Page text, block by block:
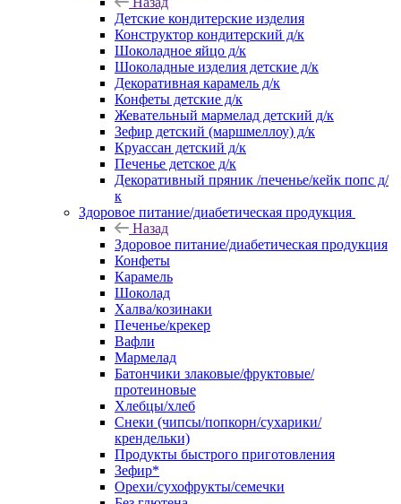
Детские кондитерские изделия
Конструктор кондитерский д/к
Шоколадное яйцо д/к
Шоколадные изделия детские д/к
Декоративная карамель д/к
Конфеты детские д/к
Жевательный мармелад детский д/к
Зефир детский (маршмеллоу) д/к
Круассан детский д/к
Печенье детское д/к
Декоративный пряник /печенье/кейк попс д/
к
Здоровое питание/диабетическая продукция
Назад
Здоровое питание/диабетическая продукция
Конфеты
Карамель
Шоколад
Халва/козинаки
Печенье/крекер
Вафли
Мармелад
Батончики злаковые/фруктовые/
протеиновые
Хлебцы/хлеб
Снеки (чипсы/попкорн/сухарики/
крендельки)
Продукты быстрого приготовления
Зефир*
Орехи/сухофрукты/семечки